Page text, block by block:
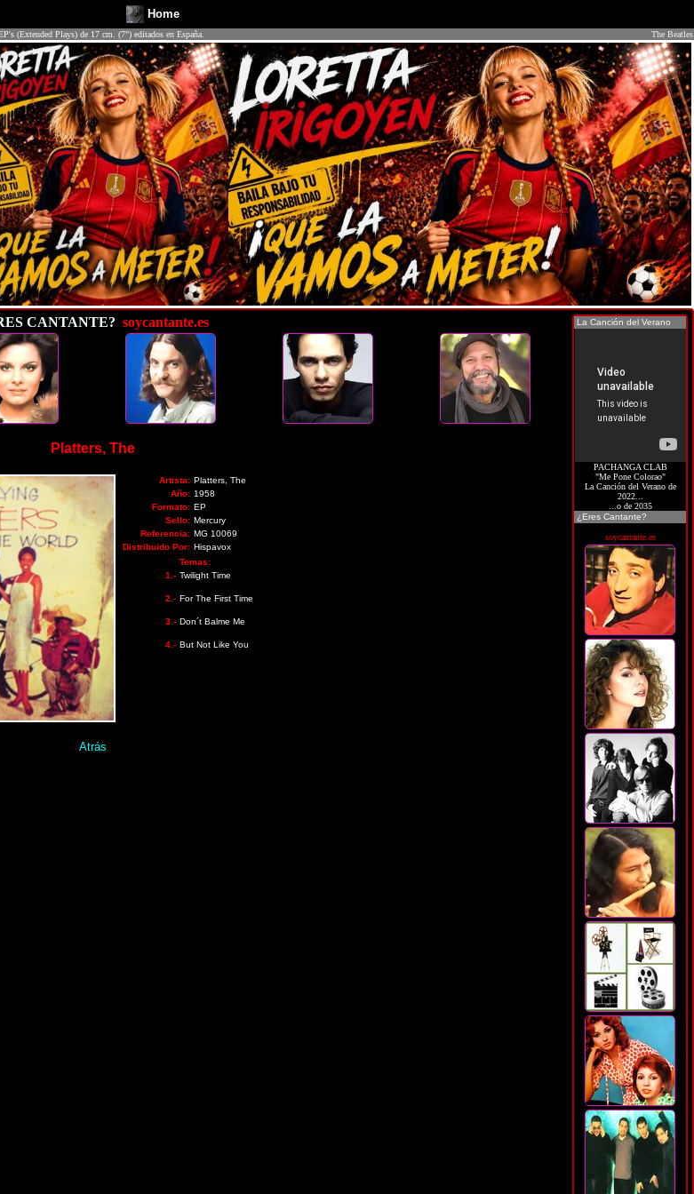
Home
(Extended Plays) de 17 cm. (7") editados en España. The Beatles
CANTANTE? soycantante.es
Platters, The
Artista: Platters, The
Año: 1958
Formato: EP
Sello: Mercury
Referencia: MG 10069
Distribuido Por: Hispavox
Temas:
1.- Twilight Time
2.- For The First Time
3.- Don´t Balme Me
4.- But Not Like You
Atrás
La Canción del Verano
PACHANGA CLAB
"Me Pone Colorao"
La Canción del Verano de
2022...
...o de 2035
¿Eres Cantante?
soycantante.es